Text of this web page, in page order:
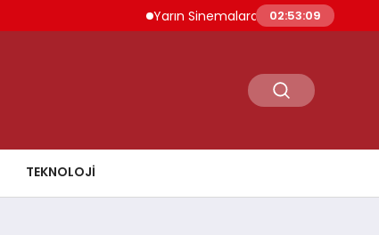
Yarın Sinemalarda 6 Yeni Film İzleyiciyle
02:53:10
TEKNOLOJI